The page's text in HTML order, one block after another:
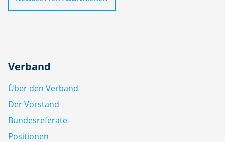
Verband
Über den Verband
Der Vorstand
Bundesreferate
Positionen